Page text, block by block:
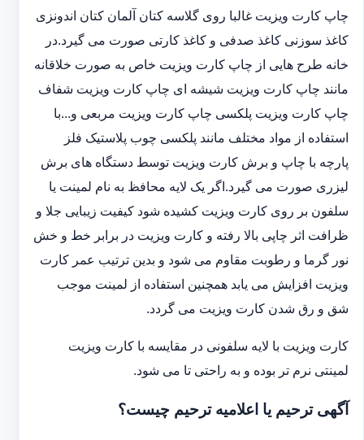
چاپ کارت ویزیت غالبا روی گلاسه کتان آلمان کتان اندونزی
کاغذ سوزنی کاغذ صدفی و کاغذ کارتی صورت می گیرد.در
خانه طرح هایی از چاپ کارت ویزیت خاص به صورت خلاقانه
مانند چاپ کارت ویزیت شیشه ای چاپ کارت ویزیت شفاف
چاپ کارت ویزیت پلکسی چاپ کارت ویزیت مربعی و...با
استفاده از مواد مختلف مانند پلکسی چوب پلاستیک فلز
پارچه با چاپ و برش کارت ویزیت توسط دستگاه های برش
لیزری صورت می گیرد.اگر یک لایه محافظ به نام لمینت یا
سلفون بر روی کارت ویزیت کشیده شود کیفیت زیبایی جلا و
ظرافت اثر چاپی بالا رفته و کارت ویزیت در برابر خط و خش
نور گرما و رطوبت مقاوم می شود و بدین ترتیب عمر کارت
ویزیت افزایش می یابد همچنین استفاده از لمینت موجب
شق و رق شدن کارت ویزیت می گردد.
کارت ویزیت با لایه سلفونی در مقایسه با کارت ویزیت
لمینتی نرم تر بوده و به راحتی تا می شود.
آگهی ترحیم یا اعلامیه ترحیم چیست؟